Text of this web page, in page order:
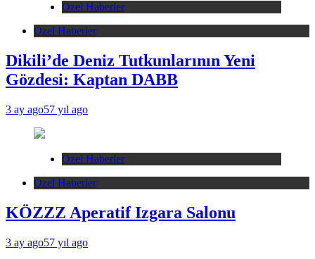
Özel Haberler
Özel Haberler
Dikili’de Deniz Tutkunlarının Yeni
Gözdesi: Kaptan DABB
3 ay ago57 yıl ago
Özel Haberler
Özel Haberler
KÖZZZ Aperatif Izgara Salonu
3 ay ago57 yıl ago